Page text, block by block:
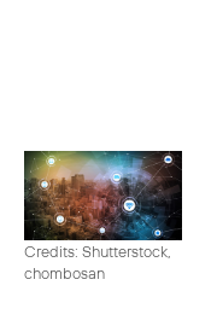
Credits: Shutterstock,
chombosan